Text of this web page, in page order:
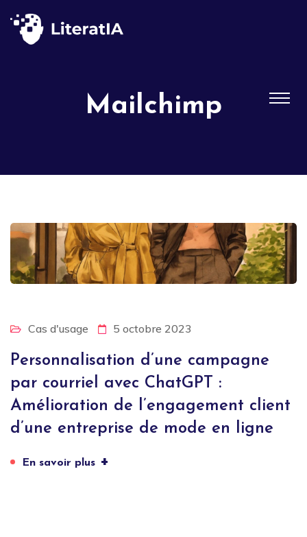
Mailchimp
Cas d'usage 5 octobre 2023
Personnalisation d’une campagne
par courriel avec ChatGPT :
Amélioration de l’engagement client
d’une entreprise de mode en ligne
En savoir plus +